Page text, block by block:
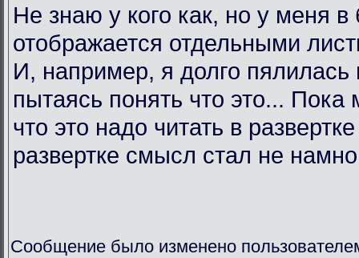
Не знаю у кого как, но у меня в
отображается отдельными
И, например, я долго пялилась
пытаясь понять что это... Пока
что это надо читать в
развертке смысл стал не
Сообщение было изменено